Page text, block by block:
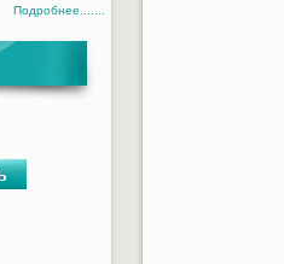
Подробнее.......